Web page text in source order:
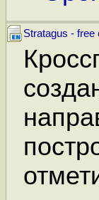
Stratagus - free